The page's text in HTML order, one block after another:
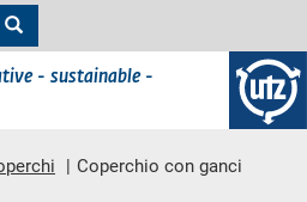
- sustainable -
Coperchio con ganci